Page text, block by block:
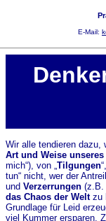
E-Mail:
Wir alle tendieren dazu,
Art und Weise unseres
mich“), von „Tilgungen
tun“ nicht, wer der
und Verzerrungen (z.B.
das Chaos der Weltzu
Grundlage für Leid
viel Kummer ersparen.